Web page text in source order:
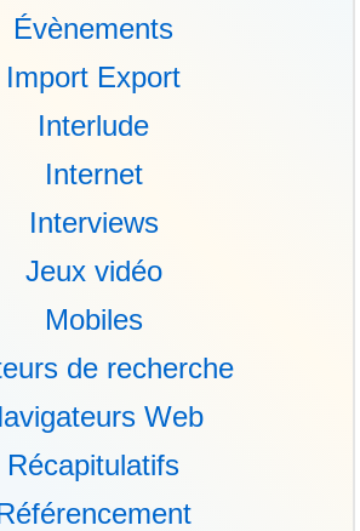
Évènements
Import Export
Interlude
Internet
Interviews
Jeux vidéo
Mobiles
de recherche
Web
Récapitulatifs